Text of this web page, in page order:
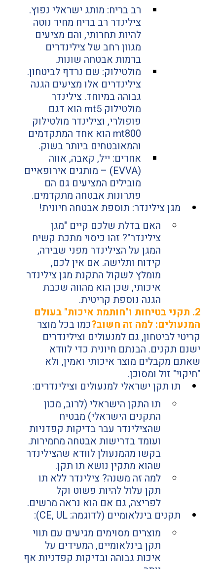
רב בריח: מותג ישראלי נפוץ.
צילינדר רב בריח מחיר נוטה
להיות תחרותי, והם מציעים
מגוון רחב של צילינדרים
ברמות אבטחה שונות.
מולטילוק: שם נרדף לביטחון.
צילינדרים אלו מציעים הגנה
גבוהה במיוחד. צילינדר
מולטילוק mt5 הוא דגם
פופולרי, וצילינדר מולטילוק
mt800 הוא אחד המתקדמים
והמאובטחים ביותר בשוק.
אחרים: ייל, קאבה, אווה
(EVVA) – מותגים אירופאיים
מובילים המציעים גם הם
פתרונות אבטחה מתקדמים.
מגן צילינדר: תוספת אבטחה חיונית!
האם בדלת שלכם קיים "מגן
צילינדר"? זהו כיסוי מתכת קשיח
המגן על הצילינדר מפני שבירה,
קידוח ותלישה. אם אין לכם,
מומלץ לשקול התקנת מגן צילינדר
איכותי, שכן הוא מהווה שכבת
הגנה נוספת קריטית.
2. תקני בטיחות ו"חותמת איכות" בעולם
המנעולים: למה זה חשוב?כמו בכל מוצר
קריטי לביטחון, גם למנעולים וצילינדרים
ישנם תקנים. הבנתם חיונית כדי לוודא
שאתם מקבלים מוצר איכותי ואמין, ולא
"חיקוי" זול ומסוכן.
תו תקן ישראלי למנעולים וצילינדרים:
תו התקן הישראלי (לרוב, מכון
התקנים הישראלי) מבטיח
שהצילינדר עבר בדיקות קפדניות
ועומד בדרישות אבטחה מחמירות.
בקשו מהמנעולן לוודא שהצילינדר
שהוא מתקין נושא תו תקן.
למה זה משנה? צילינדר ללא תו
תקן עלול להיות פשוט וקל
לפריצה, גם אם הוא נראה מרשים.
תקנים בינלאומיים (לדוגמה: CE, UL):
מוצרים מסוימים מגיעים עם תווי
תקן בינלאומיים, המעידים על
איכות גבוהה ובדיקות קפדניות אף